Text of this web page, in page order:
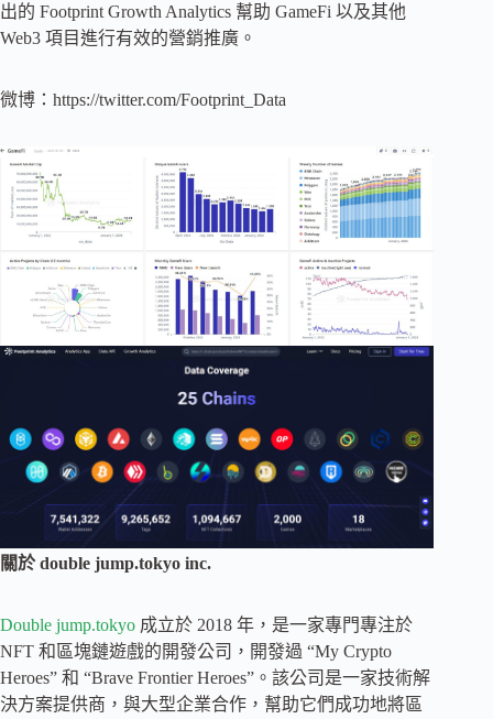
出的 Footprint Growth Analytics 幫助 GameFi 以及其他
Web3 項目進行有效的營銷推廣。
微博：https://twitter.com/Footprint_Data
關於 double jump.tokyo inc.
Double jump.tokyo 成立於 2018 年，是一家專門專注於
NFT 和區塊鏈遊戲的開發公司，開發過 “My Crypto
Heroes” 和 “Brave Frontier Heroes”。該公司是一家技術解
決方案提供商，與大型企業合作，幫助它們成功地將區